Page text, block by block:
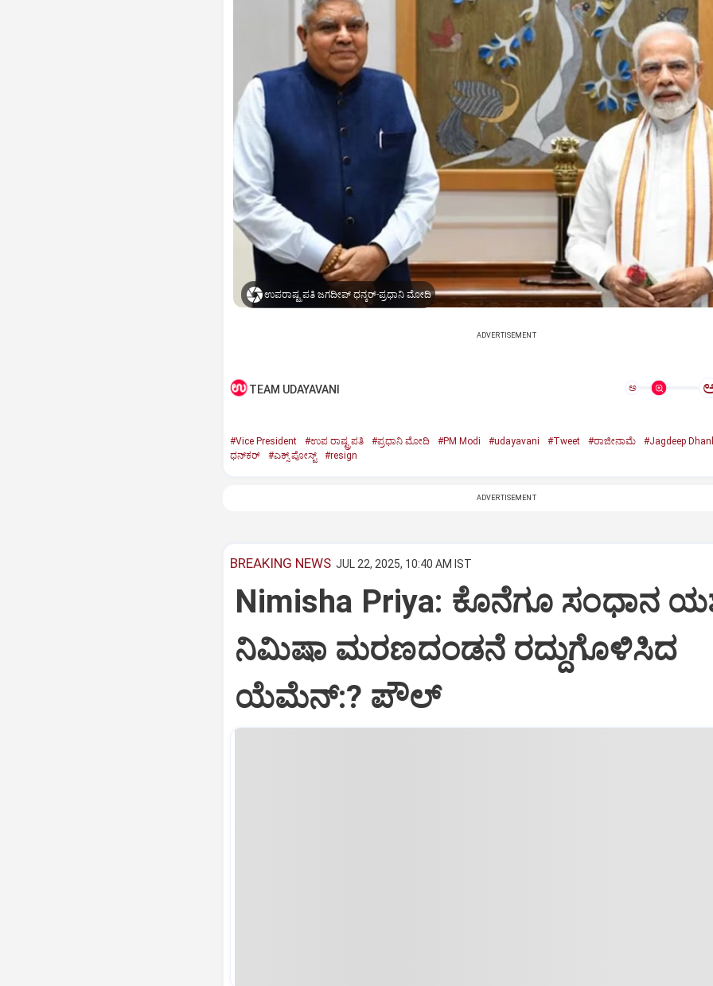
ಉಪರಾಷ್ಟ್ರಪತಿ ಜಗದೀಪ್‌ ಧನ್ಕರ್-ಪ್ರಧಾನಿ ಮೋದಿ
ADVERTISEMENT
TEAM UDAYAVANI ಅ
#Vice President #ಉಪ ರಾಷ್ಟ್ರಪತಿ #ಪ್ರಧಾನಿ ಮೋದಿ #PM Modi #udayavani #Tweet #ರಾಜೀನಾಮೆ
#Jagdeep
ಧನ್‌ಕರ್‌
#ಎಕ್ಸ್‌ ಪೋಸ್ಟ್ #resign
ADVERTISEMENT
BREAKING NEWS JUL 22, 2025, 10:40 AM IST
Nimisha Priya: ಕೊನೆಗೂ ಸಂಧಾನ
ನಿಮಿಷಾ ಮರಣದಂಡನೆ ರದ್ದುಗೊಳಿಸಿದ
ಯೆಮೆನ್:? ಪೌಲ್